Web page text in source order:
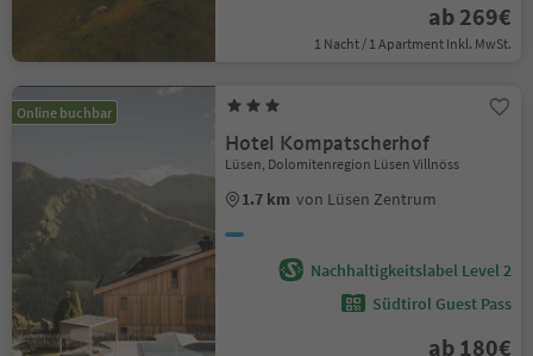
ab 269€
1 Nacht / 1 Apartment Inkl. MwSt.
Online buchbar
Hotel Kompatscherhof
Lüsen, Dolomitenregion Lüsen Villnöss
1.7 km von Lüsen Zentrum
Nachhaltigkeitslabel Level 2
Südtirol Guest Pass
ab 180€